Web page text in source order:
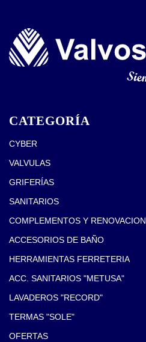
CATEGORÍA
CYBER
VALVULAS
GRIFERÍAS
SANITARIOS
COMPLEMENTOS Y RENOVACION
ACCESORIOS DE BAÑO
HERRAMIENTAS FERRETERIA
ACC. SANITARIOS "METUSA"
LAVADEROS "RECORD"
TERMAS "SOLE"
OFERTAS